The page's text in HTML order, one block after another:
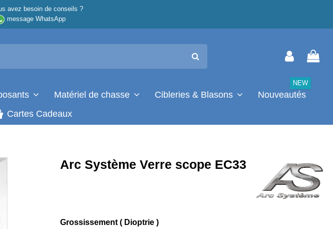
avez besoin de conseils ?
message WhatsApp
Matériel de chasse Cibleries & Blasons Nouveautés
NEW
Cartes Cadeaux
Arc Système Verre scope EC33
Grossissement ( Dioptrie )